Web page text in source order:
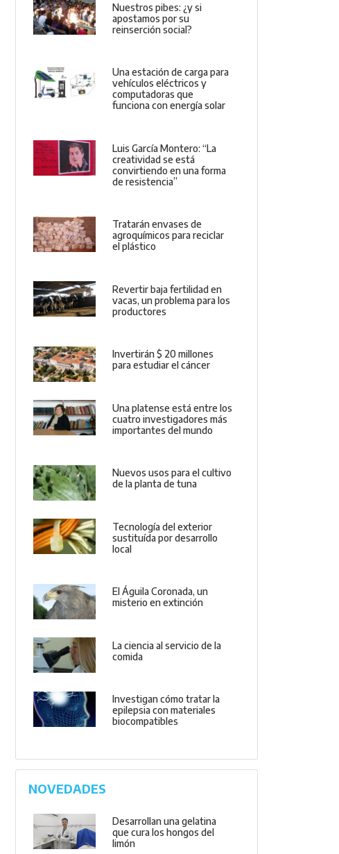
Nuestros pibes: ¿y si
apostamos por su
reinserción social?
Una estación de carga para
vehículos eléctricos y
computadoras que
funciona con energía solar
Luis García Montero: “La
creatividad se está
convirtiendo en una forma
de resistencia”
Tratarán envases de
agroquímicos para reciclar
el plástico
Revertir baja fertilidad en
vacas, un problema para los
productores
Invertirán $ 20 millones
para estudiar el cáncer
Una platense está entre los
cuatro investigadores más
importantes del mundo
Nuevos usos para el cultivo
de la planta de tuna
Tecnología del exterior
sustituída por desarrollo
local
El Águila Coronada, un
misterio en extinción
La ciencia al servicio de la
comida
Investigan cómo tratar la
epilepsia con materiales
biocompatibles
NOVEDADES
Desarrollan una gelatina
que cura los hongos del
limón